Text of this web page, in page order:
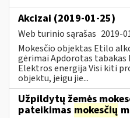
Akcizai (2019-01-25)
Web turinio sąrašas 2019-
Mokesčio objektas Etilo
gėrimai Apdorotas
Elektros energija Visi kiti
objektu, jeigu jie...
Užpildytų žemės
pateikimas mokesčių